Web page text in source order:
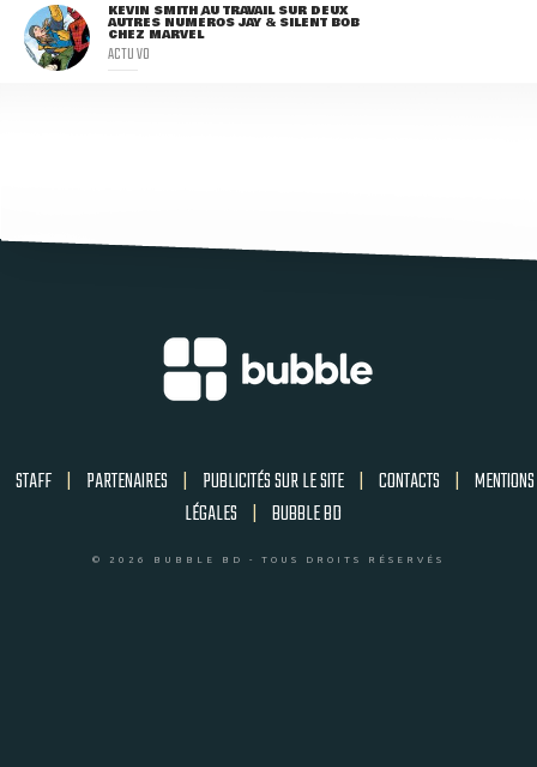
KEVIN SMITH AU TRAVAIL SUR DEUX
AUTRES NUMÉROS JAY & SILENT BOB
CHEZ MARVEL
ACTU VO
STAFF | PARTENAIRES | PUBLICITÉS SUR LE SITE | CONTACTS | MENTIONS
LÉGALES | BUBBLE BD
© 2026 BUBBLE BD - TOUS DROITS RÉSERVÉS